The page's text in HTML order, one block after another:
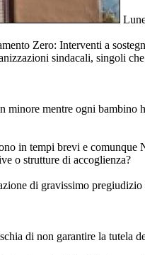
Zero: Interventi a
sindacali, singoli
minore mentre ogni
in tempi brevi e
o strutture di accoglienza?
di gravissimo
di non garantire la tutela